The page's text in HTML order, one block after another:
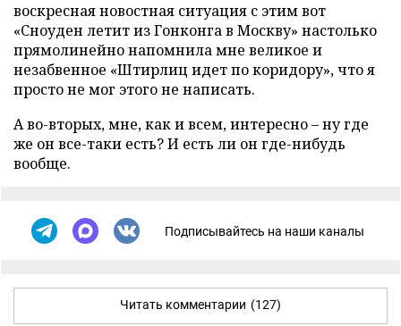
воскресная новостная ситуация с этим вот
«Сноуден летит из Гонконга в Москву» настолько
прямолинейно напомнила мне великое и
незабвенное «Штирлиц идет по коридору», что я
просто не мог этого не написать.
А во-вторых, мне, как и всем, интересно – ну где
же он все-таки есть? И есть ли он где-нибудь
вообще.
Подписывайтесь на наши каналы
Читать комментарии (127)